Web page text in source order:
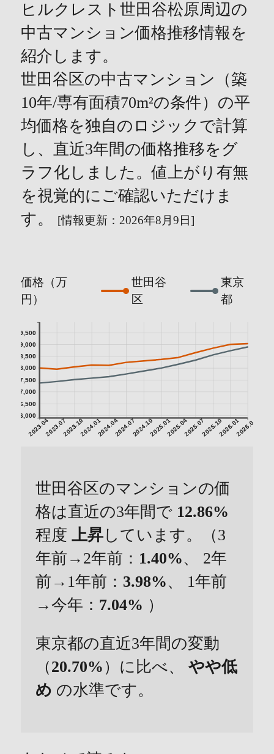
ヒルクレスト世田谷松原周辺の
中古マンション価格推移情報を
紹介します。
世田谷区の中古マンション（築
10年/専有面積70m²の条件）の平
均価格を独自のロジックで計算
し、直近3年間の価格推移をグ
ラフ化しました。値上がり有無
を視覚的にご確認いただけま
す。
[情報更新：2026年8月9日]
価格（万
円）
世田谷
区
東京
都
2023.042023.072023.102024.012024.042024.072024.102025.012025.042025.072025.102026.012026.04
6,000
6,500
7,000
7,500
8,000
8,500
9,000
9,500
世田谷区のマンションの価
格は直近の3年間で 12.86%
程度 上昇しています。（3
年前→2年前： 1.40%、 2年
前→1年前： 3.98%、 1年前
→今年： 7.04% ）
東京都の直近3年間の変動
（20.70% ）に比べ、
やや低
め の水準です。